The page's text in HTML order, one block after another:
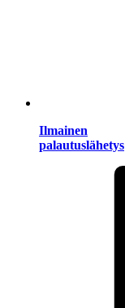
Ilmainen
palautuslähetys